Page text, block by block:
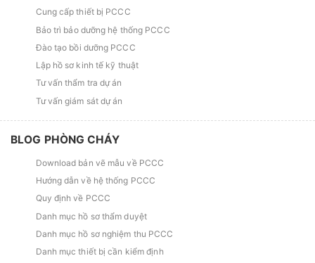
Cung cấp thiết bị PCCC
Bảo trì bảo dưỡng hệ thống PCCC
Đào tạo bồi dưỡng PCCC
Lập hồ sơ kinh tế kỹ thuật
Tư vấn thẩm tra dự án
Tư vấn giám sát dự án
BLOG PHÒNG CHÁY
Download bản vẽ mẫu về PCCC
Hướng dẫn về hệ thống PCCC
Quy định về PCCC
Danh mục hồ sơ thẩm duyệt
Danh mục hồ sơ nghiệm thu PCCC
Danh mục thiết bị cần kiểm định